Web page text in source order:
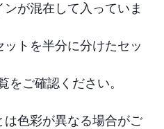
が混在して入っていま
トを半分に分けたセッ
をご確認ください。
色彩が異なる場合がご